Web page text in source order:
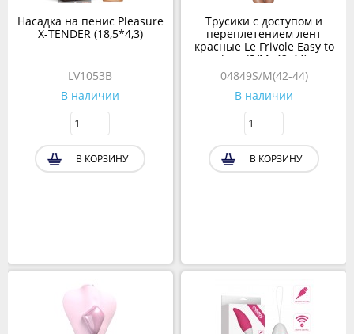
Насадка на пенис Pleasure
X-TENDER (18,5*4,3)
LV1053B
В наличии
В КОРЗИНУ
Трусики с доступом и
переплетением лент
красные Le Frivole Easy to
love (S/M, 42-44)
04849S/M(42-44)
В наличии
В КОРЗИНУ